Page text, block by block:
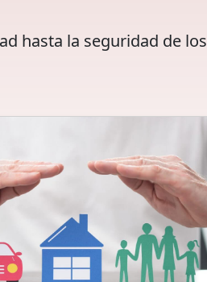
hasta la seguridad de los